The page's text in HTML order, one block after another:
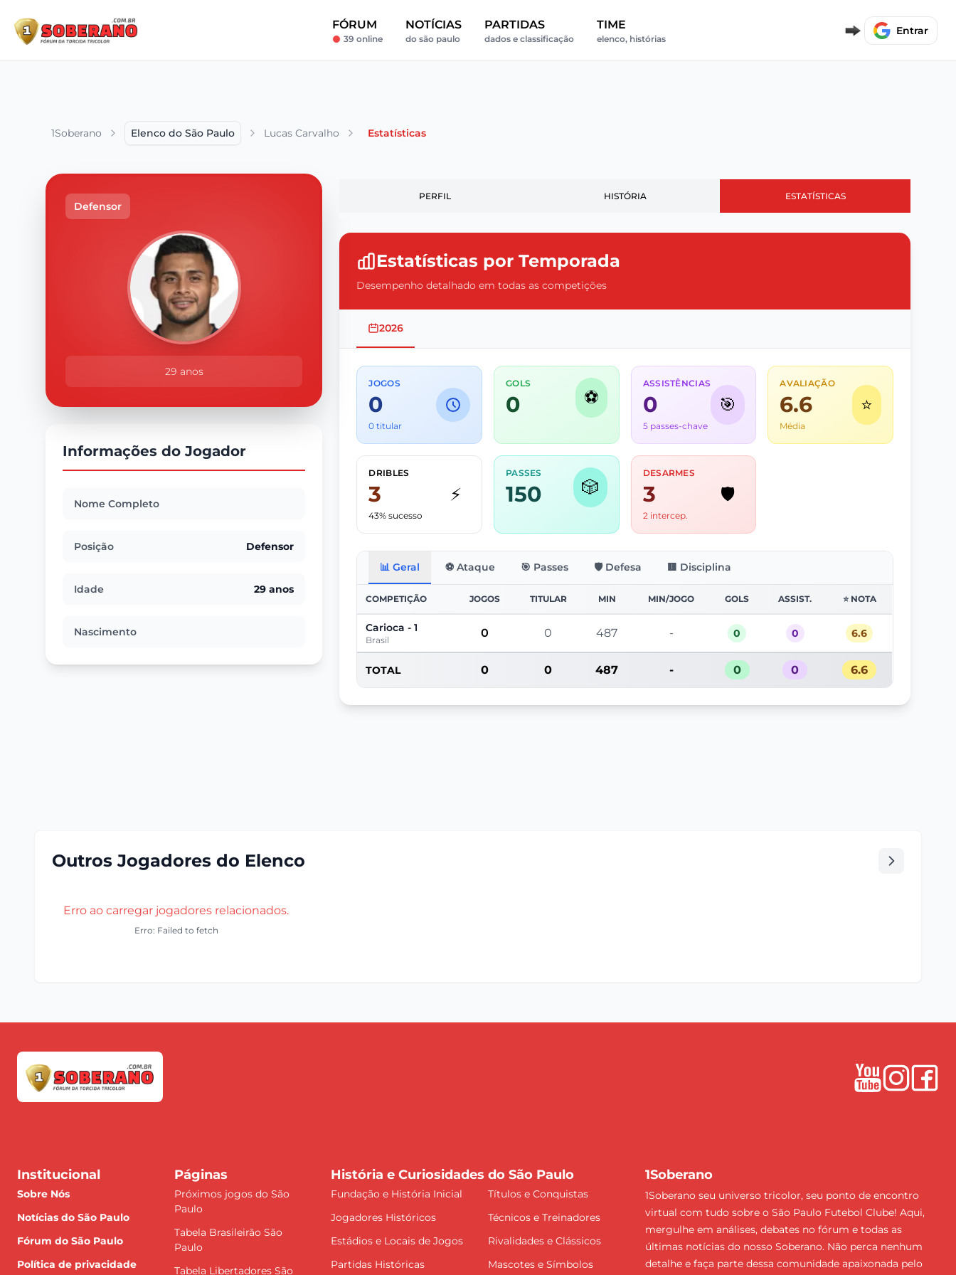
FÓRUM
39 online
NOTÍCIAS
do são paulo
PARTIDAS
dados e classificação
TIME
elenco, histórias
Entrar
1Soberano Elenco do São Paulo Lucas Carvalho Estatísticas
Defensor
29 anos
Informações do Jogador
Nome Completo
Posição Defensor
Idade 29 anos
Nascimento
PERFIL HISTÓRIA ESTATÍSTICAS
Estatísticas por Temporada
Desempenho detalhado em todas as competições
2026
JOGOS
0
0 titular
GOLS
0 ⚽
ASSISTÊNCIAS
0
5 passes-chave
🎯
AVALIAÇÃO
6.6
Média
⭐
DRIBLES
3
43% sucesso
⚡
PASSES
150 🎲
DESARMES
3
2 intercep.
🛡️
📊 Geral ⚽ Ataque 🎯 Passes 🛡️ Defesa 🟨 Disciplina
COMPETIÇÃO JOGOS TITULAR MIN MIN/JOGO GOLS ASSIST. ⭐ NOTA
Carioca - 1
Brasil
0 0 487 - 0 0 6.6
TOTAL 0 0 487 - 0 0 6.6
Outros Jogadores do Elenco
Erro ao carregar jogadores relacionados.
Erro: Failed to fetch
Institucional
Sobre Nós
Notícias do São Paulo
Fórum do São Paulo
Política de privacidade
Páginas
Próximos jogos do São
Paulo
Tabela Brasileirão São
Paulo
Tabela Libertadores São
História e Curiosidades do São Paulo
Fundação e História Inicial
Títulos e Conquistas
Jogadores Históricos
Técnicos e Treinadores
Estádios e Locais de Jogos
Rivalidades e Clássicos
Partidas Históricas
Mascotes e Símbolos
1Soberano
1Soberano seu universo tricolor, seu ponto de encontro
virtual com tudo sobre o São Paulo Futebol Clube! Aqui,
mergulhe em análises, debates no fórum e todas as
últimas notícias do nosso Soberano. Não perca nenhum
detalhe e faça parte dessa comunidade apaixonada pelo